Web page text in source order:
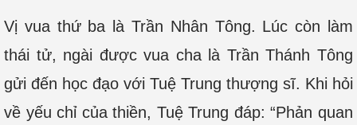
Vị vua thứ ba là Trần Nhân Tông. Lúc còn làm
thái tử, ngài được vua cha là Trần Thánh Tông
gửi đến học đạo với Tuệ Trung thượng sĩ. Khi hỏi
về yếu chỉ của thiền, Tuệ Trung đáp: “Phản quan